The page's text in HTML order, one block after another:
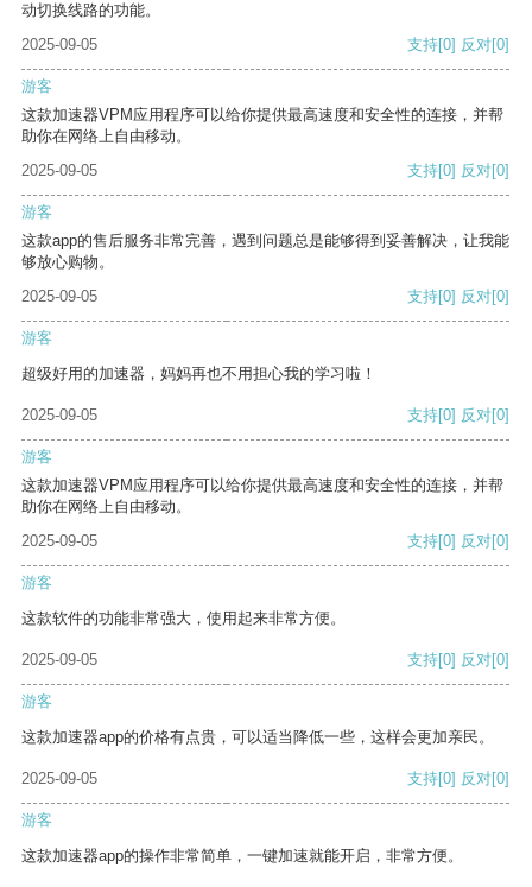
动切换线路的功能。
2025-09-05
支持[0] 反对[0]
游客
这款加速器VPM应用程序可以给你提供最高速度和安全性的连接，并帮
助你在网络上自由移动。
2025-09-05
支持[0] 反对[0]
游客
这款app的售后服务非常完善，遇到问题总是能够得到妥善解决，让我能
够放心购物。
2025-09-05
支持[0] 反对[0]
游客
超级好用的加速器，妈妈再也不用担心我的学习啦！
2025-09-05 支持[0] 反对[0]
游客
这款加速器VPM应用程序可以给你提供最高速度和安全性的连接，并帮
助你在网络上自由移动。
2025-09-05
支持[0] 反对[0]
游客
这款软件的功能非常强大，使用起来非常方便。
2025-09-05 支持[0] 反对[0]
游客
这款加速器app的价格有点贵，可以适当降低一些，这样会更加亲民。
2025-09-05 支持[0] 反对[0]
游客
这款加速器app的操作非常简单，一键加速就能开启，非常方便。